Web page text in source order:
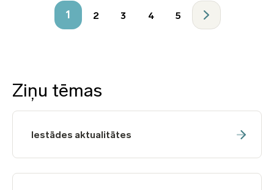
1 2 3 4 5
Ziņu tēmas
Iestādes aktualitātes